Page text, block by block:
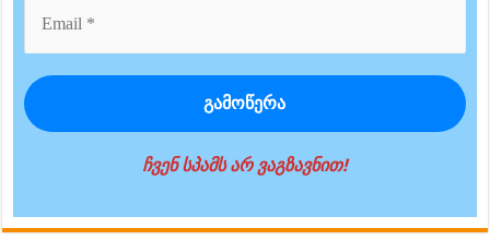
ჩვენ სპამს არ ვაგზავნით!